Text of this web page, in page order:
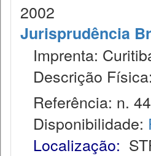
2002
Jurisprudência
Imprenta:
Descrição
Referência: n.
Disponibilidade:
Localização: